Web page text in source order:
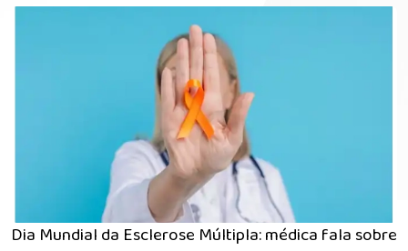
Dia Mundial da Esclerose Múltipla: médica fala